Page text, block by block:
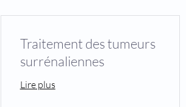
Traitement des tumeurs
surrénaliennes
Lire plus